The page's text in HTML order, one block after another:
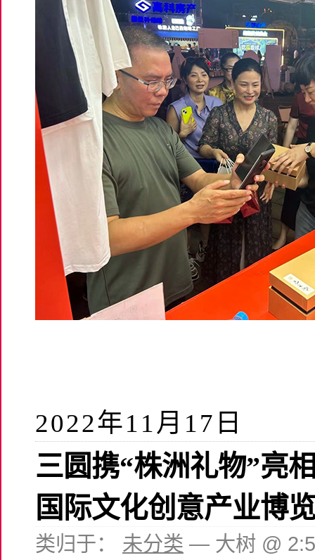
2022年11月17日
三圆携“株洲礼物”亮
国际文化创意产业博
类归于： 未分类 — 大树 @